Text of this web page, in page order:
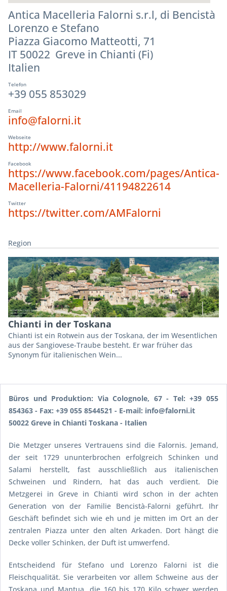
Antica Macelleria Falorni s.r.l, di Bencistà
Lorenzo e Stefano
Piazza Giacomo Matteotti, 71
IT 50022 Greve in Chianti (Fi)
Italien
Telefon
+39 055 853029
Email
info@falorni.it
Webseite
http://www.falorni.it
Facebook
https://www.facebook.com/pages/Antica-
Macelleria-Falorni/41194822614
Twitter
https://twitter.com/AMFalorni
Region
Chianti in der Toskana
Chianti ist ein Rotwein aus der Toskana, der im Wesentlichen
aus der Sangiovese-Traube besteht. Er war früher das
Synonym für italienischen Wein...
Büros und Produktion: Via Colognole, 67 - Tel: +39 055
854363 - Fax: +39 055 8544521 - E-mail: info@falorni.it
50022 Greve in Chianti Toskana - Italien
Die Metzger unseres Vertrauens sind die Falornis. Jemand,
der seit 1729 ununterbrochen erfolgreich Schinken und
Salami herstellt, fast ausschließlich aus italienischen
Schweinen und Rindern, hat das auch verdient. Die
Metzgerei in Greve in Chianti wird schon in der achten
Generation von der Familie Bencistà-Falorni geführt. Ihr
Geschäft befindet sich wie eh und je mitten im Ort an der
zentralen Piazza unter den alten Arkaden. Dort hängt die
Decke voller Schinken, der Duft ist umwerfend.
Entscheidend für Stefano und Lorenzo Falorni ist die
Fleischqualität. Sie verarbeiten vor allem Schweine aus der
Toskana und Mantua, die 160 bis 170 Kilo schwer werden